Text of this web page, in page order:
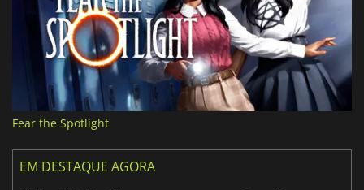
Fear the Spotlight
EM DESTAQUE AGORA